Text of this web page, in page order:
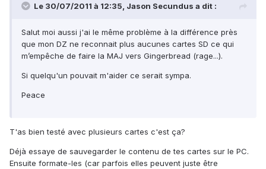
Le 30/07/2011 à 12:35, Jason Secundus a dit :
Salut moi aussi j'ai le même problème à la différence près
que mon DZ ne reconnait plus aucunes cartes SD ce qui
m’empêche de faire la MAJ vers Gingerbread (rage...).
Si quelqu'un pouvait m'aider ce serait sympa.
Peace
T'as bien testé avec plusieurs cartes c'est ça?
Déjà essaye de sauvegarder le contenu de tes cartes sur le PC.
Ensuite formate-les (car parfois elles peuvent juste être